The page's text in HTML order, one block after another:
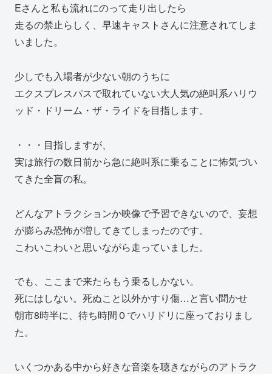
Eさんと私も流れにのって走り出したら
走るの禁止らしく、早速キャストさんに注意されてしま
いました。
少しでも入場者が少ない朝のうちに
エクスプレスパスで取れていない大人気の絶叫系ハリウ
ッド・ドリーム・ザ・ライドを目指します。
・・・目指しますが、
実は旅行の数日前から急に絶叫系に乗ることに怖気づい
てきた全盲の私。
どんなアトラクションか映像で予習できないので、妄想
が膨らみ恐怖が増してきてしまったのです。
こわいこわいと思いながら走っていました。
でも、ここまで来たらもう乗るしかない。
死にはしない。死ぬこと以外かすり傷…と言い聞かせ
朝市8時半に、待ち時間０でハリドリに座っておりまし
た。
いくつかある中から好きな音楽を聴きながらのアトラク